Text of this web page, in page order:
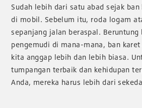
Sudah lebih dari satu abad sejak
di mobil. Sebelum itu, roda logam
sepanjang jalan beraspal. Beruntung
pengemudi di mana-mana, ban
kita anggap lebih dan lebih biasa.
tumpangan terbaik dan kehidupan
Anda, mereka harus lebih dari